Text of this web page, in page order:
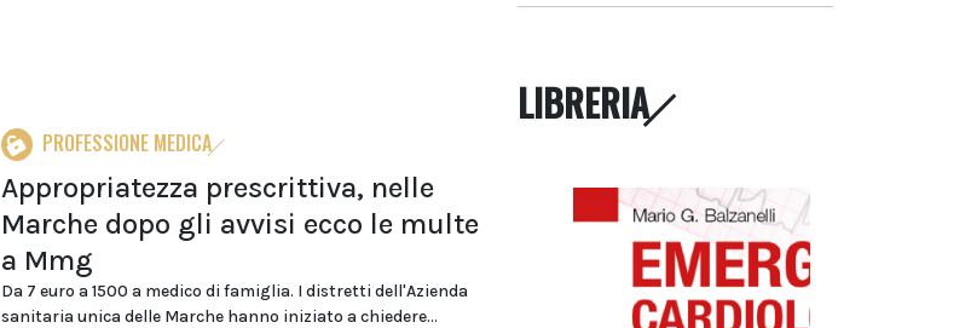
PROFESSIONE MEDICA
Appropriatezza prescrittiva, nelle
Marche dopo gli avvisi ecco le multe
a Mmg
Da 7 euro a 1500 a medico di famiglia. I distretti dell'Azienda
sanitaria unica delle Marche hanno iniziato a chiedere...
LIBRERIA